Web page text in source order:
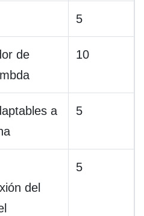
5
de
10
a
5
del
5